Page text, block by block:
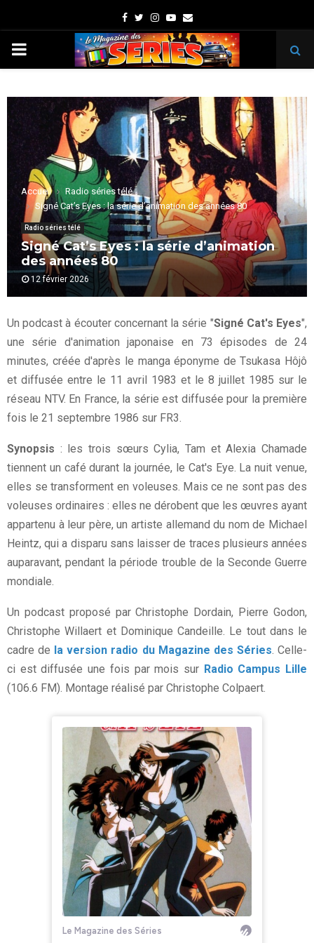
Facebook
TwitterInstagram
Youtube
Email
PRIMARY
Accueil
Radio séries télé
Signé Cat’s Eyes : la série d’animation des années 80
Radio séries télé
Signé Cat’s Eyes : la série d’animation
des années 80
12 février 2026
Un podcast à écouter concernant la série "Signé Cat's Eyes",
une série d'animation japonaise en 73 épisodes de 24
minutes, créée d'après le manga éponyme de Tsukasa Hôjô
et diffusée entre le 11 avril 1983 et le 8 juillet 1985 sur le
réseau NTV. En France, la série est diffusée pour la première
fois le 21 septembre 1986 sur FR3.
Synopsis : les trois sœurs Cylia, Tam et Alexia Chamade
tiennent un café durant la journée, le Cat's Eye. La nuit venue,
elles se transforment en voleuses. Mais ce ne sont pas des
voleuses ordinaires : elles ne dérobent que les œuvres ayant
appartenu à leur père, un artiste allemand du nom de Michael
Heintz, qui a disparu sans laisser de traces plusieurs années
auparavant, pendant la période trouble de la Seconde Guerre
mondiale.
Un podcast proposé par Christophe Dordain, Pierre Godon,
Christophe Willaert et Dominique Candeille. Le tout dans le
cadre de la version radio du Magazine des Séries . Celle-
ci est diffusée une fois par mois sur Radio Campus Lille
(106.6 FM). Montage réalisé par Christophe Colpaert.